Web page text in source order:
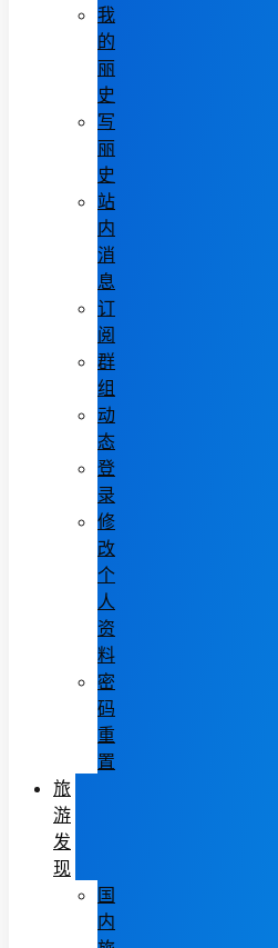
我
的
丽
史
写
丽
史
站
内
消
息
订
阅
群
组
动
态
登
录
修
改
个
人
资
料
密
码
重
置
旅
游
发
现
国
内